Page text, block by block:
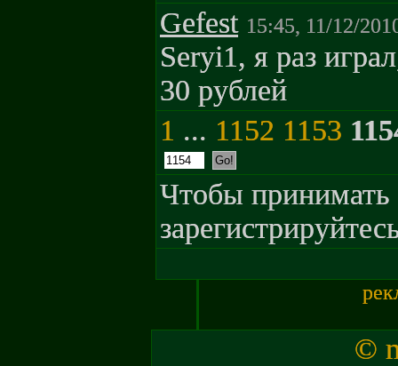
Gefest 15:45, 11/12/
Seryi1, я раз
30 рублей
1 ... 1152 1153
Чтобы принимать
©